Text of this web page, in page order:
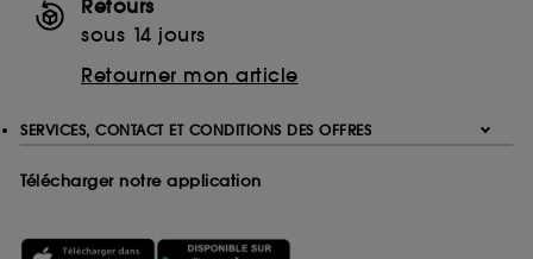
Retours
sous 14 jours
Retourner mon article
SERVICES, CONTACT ET CONDITIONS DES OFFRES
Télécharger notre application